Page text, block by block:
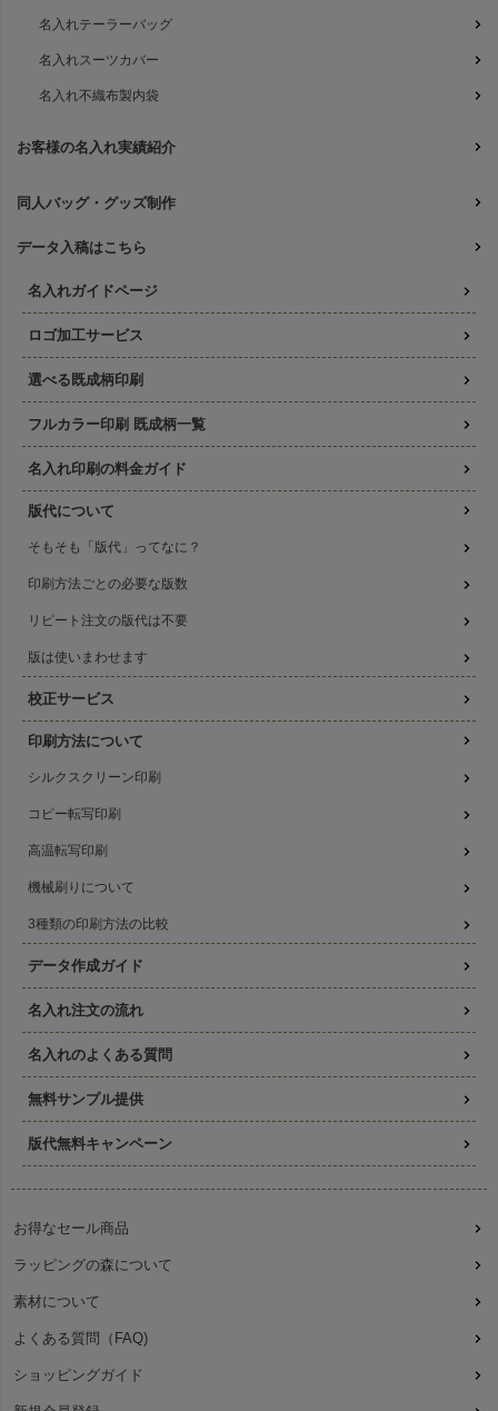
名入れテーラーバッグ
名入れスーツカバー
名入れ不織布製内袋
お客様の名入れ実績紹介
同人バッグ・グッズ制作
データ入稿はこちら
名入れガイドページ
ロゴ加工サービス
選べる既成柄印刷
フルカラー印刷 既成柄一覧
名入れ印刷の料金ガイド
版代について
そもそも「版代」ってなに？
印刷方法ごとの必要な版数
リピート注文の版代は不要
版は使いまわせます
校正サービス
印刷方法について
シルクスクリーン印刷
コピー転写印刷
高温転写印刷
機械刷りについて
3種類の印刷方法の比較
データ作成ガイド
名入れ注文の流れ
名入れのよくある質問
無料サンプル提供
版代無料キャンペーン
お得なセール商品
ラッピングの森について
素材について
よくある質問（FAQ)
ショッピングガイド